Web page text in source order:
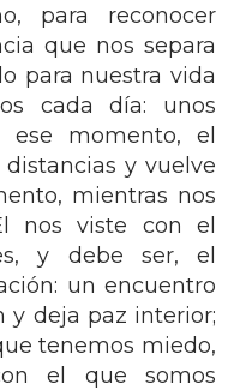
para reconocer
que nos separa
para nuestra vida
cada día: unos
ese momento, el
y vuelve
mientras nos
nos viste con el
y debe ser, el
un encuentro
y deja paz interior;
tenemos miedo,
el que somos